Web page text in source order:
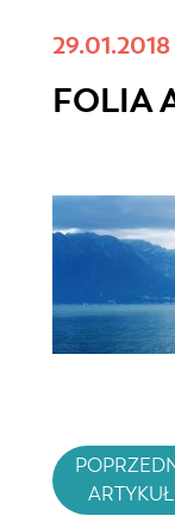
29.01.2018
FOLIA
ARTYKUŁ